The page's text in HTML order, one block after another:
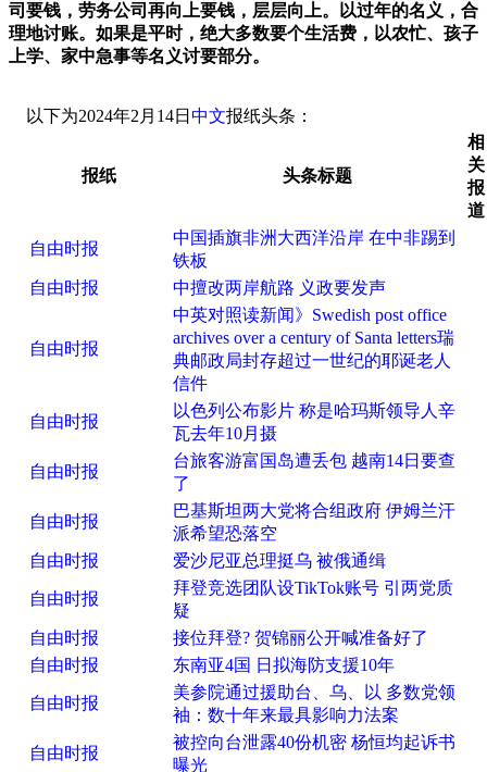
司要钱，劳务公司再向上要钱，层层向上。以过年的名义，合
理地讨账。如果是平时，绝大多数要个生活费，以农忙、孩子
上学、家中急事等名义讨要部分。
以下为2024年2月14日 中文报纸头条：
报纸 头条标题
相
关
报
道
自由时报
中国插旗非洲大西洋沿岸 在中非踢到
铁板
自由时报
中擅改两岸航路 义政要发声
自由时报
中英对照读新闻》Swedish post office
archives over a century of Santa letters瑞
典邮政局封存超过一世纪的耶诞老人
信件
自由时报
以色列公布影片 称是哈玛斯领导人辛
瓦去年10月摄
自由时报
台旅客游富国岛遭丢包 越南14日要查
了
自由时报
巴基斯坦两大党将合组政府 伊姆兰汗
派希望恐落空
自由时报
爱沙尼亚总理挺乌 被俄通缉
自由时报
拜登竞选团队设TikTok账号 引两党质
疑
自由时报
接位拜登? 贺锦丽公开喊准备好了
自由时报
东南亚4国 日拟海防支援10年
自由时报
美参院通过援助台、乌、以 多数党领
袖：数十年来最具影响力法案
自由时报
被控向台泄露40份机密 杨恒均起诉书
曝光